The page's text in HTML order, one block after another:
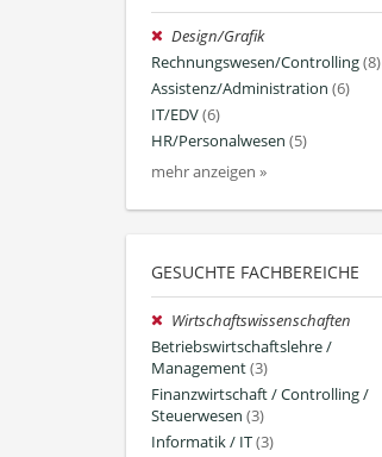
Design/Grafik
Rechnungswesen/Controlling(8)
Assistenz/Administration (6)
IT/EDV(6)
HR/Personalwesen (5)
mehr anzeigen »
GESUCHTE FACHBEREICHE
Wirtschaftswissenschaften
Betriebswirtschaftslehre /
Management(3)
Finanzwirtschaft / Controlling /
Steuerwesen (3)
Informatik / IT(3)